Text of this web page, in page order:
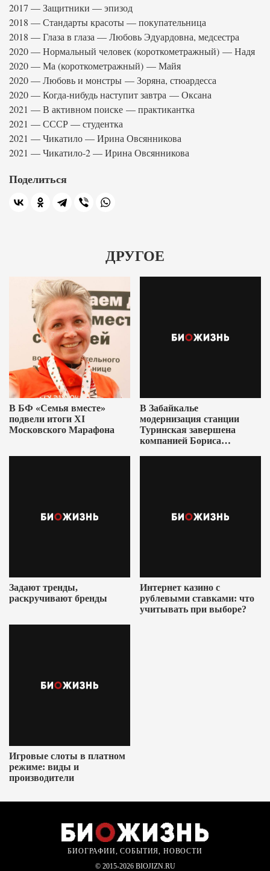
2017 — Защитники — эпизод
2018 — Стандарты красоты — покупательница
2018 — Глаза в глаза — Любовь Эдуардовна, медсестра
2020 — Нормальный человек (короткометражный) — Надя
2020 — Ма (короткометражный) — Майя
2020 — Любовь и монстры — Зоряна, стюардесса
2020 — Когда-нибудь наступит завтра — Оксана
2021 — В активном поиске — практикантка
2021 — СССР — студентка
2021 — Чикатило — Ирина Овсянникова
2021 — Чикатило-2 — Ирина Овсянникова
Поделиться
ДРУГОЕ
В БФ «Семья вместе»
подвели итоги XI
Московского Марафона
В Забайкалье
модернизация станции
Туринская завершена
компанией Бориса
Задают тренды,
раскручивают бренды
Интернет казино с
рублевыми ставками: что
учитывать при выборе?
Игровые слоты в платном
режиме: виды и
производители
БИОГРАФИИ, СОБЫТИЯ, НОВОСТИ
© 2015-2026 BIOJIZN.RU